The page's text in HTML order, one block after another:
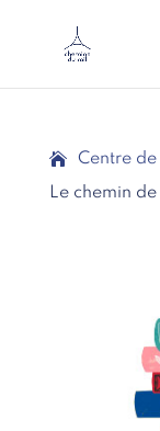
Centre
Le chemin